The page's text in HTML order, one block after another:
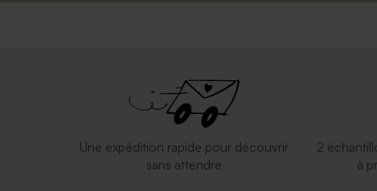
Invitation vierge triptyque bords
arrondis effet mat
Carte
Une expédition rapide pour découvrir
sans attendre
2
à